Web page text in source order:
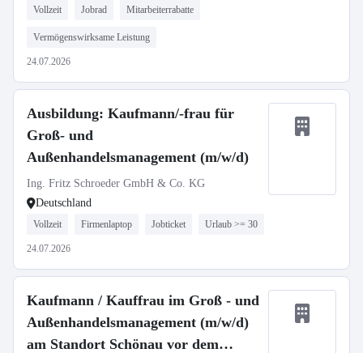
Vollzeit Jobrad Mitarbeiterrabatte
Vermögenswirksame Leistung
24.07.2026
Ausbildung: Kaufmann/-frau für
Groß- und
Außenhandelsmanagement (m/w/d)
Ing. Fritz Schroeder GmbH & Co. KG
Deutschland
Vollzeit Firmenlaptop Jobticket Urlaub >= 30
24.07.2026
Kaufmann / Kauffrau im Groß - und
Außenhandelsmanagement (m/w/d)
am Standort Schönau vor dem